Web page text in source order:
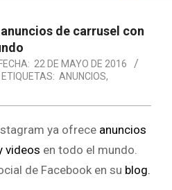
de carrusel con
FECHA: 22 DE MAYO DE 2016
ETIQUETAS: ANUNCIOS,
ya ofrece anuncios
videos en todo el mundo.
de Facebook en su blog.